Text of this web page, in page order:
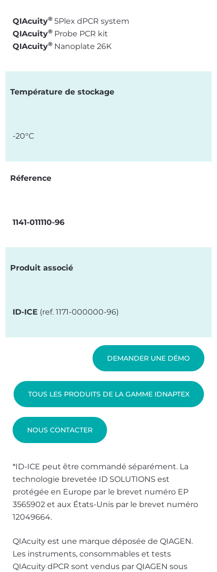
QIAcuity® 5Plex dPCR system
QIAcuity® Probe PCR kit
QIAcuity® Nanoplate 26K
Température de stockage
-20°C
Réference
1141-011110-96
Produit associé
ID-ICE (ref. 1171-000000-96)
DEMANDER UNE DÉMO
TOUS LES PRODUITS DE LA GAMME IDNAPTEX
NOUS CONTACTER
*ID-ICE peut être commandé séparément. La
technologie brevetée ID SOLUTIONS est
protégée en Europe par le brevet numéro EP
3565902 et aux États-Unis par le brevet numéro
12049664.
QIAcuity est une marque déposée de QIAGEN.
Les instruments, consommables et tests
QIAcuity dPCR sont vendus par QIAGEN sous